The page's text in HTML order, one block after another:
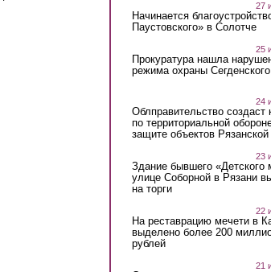
27
Начинается
Паустовского» в Солотче
25
Прокуратура нашла
режима охраны
24
Облправительство создаст
по территориальной
защите объектов Рязанской
23
Здание бывшего «Детского
улице Соборной в Рязани
на торги
22
На реставрацию мечети в
выделено более 200
рублей
21